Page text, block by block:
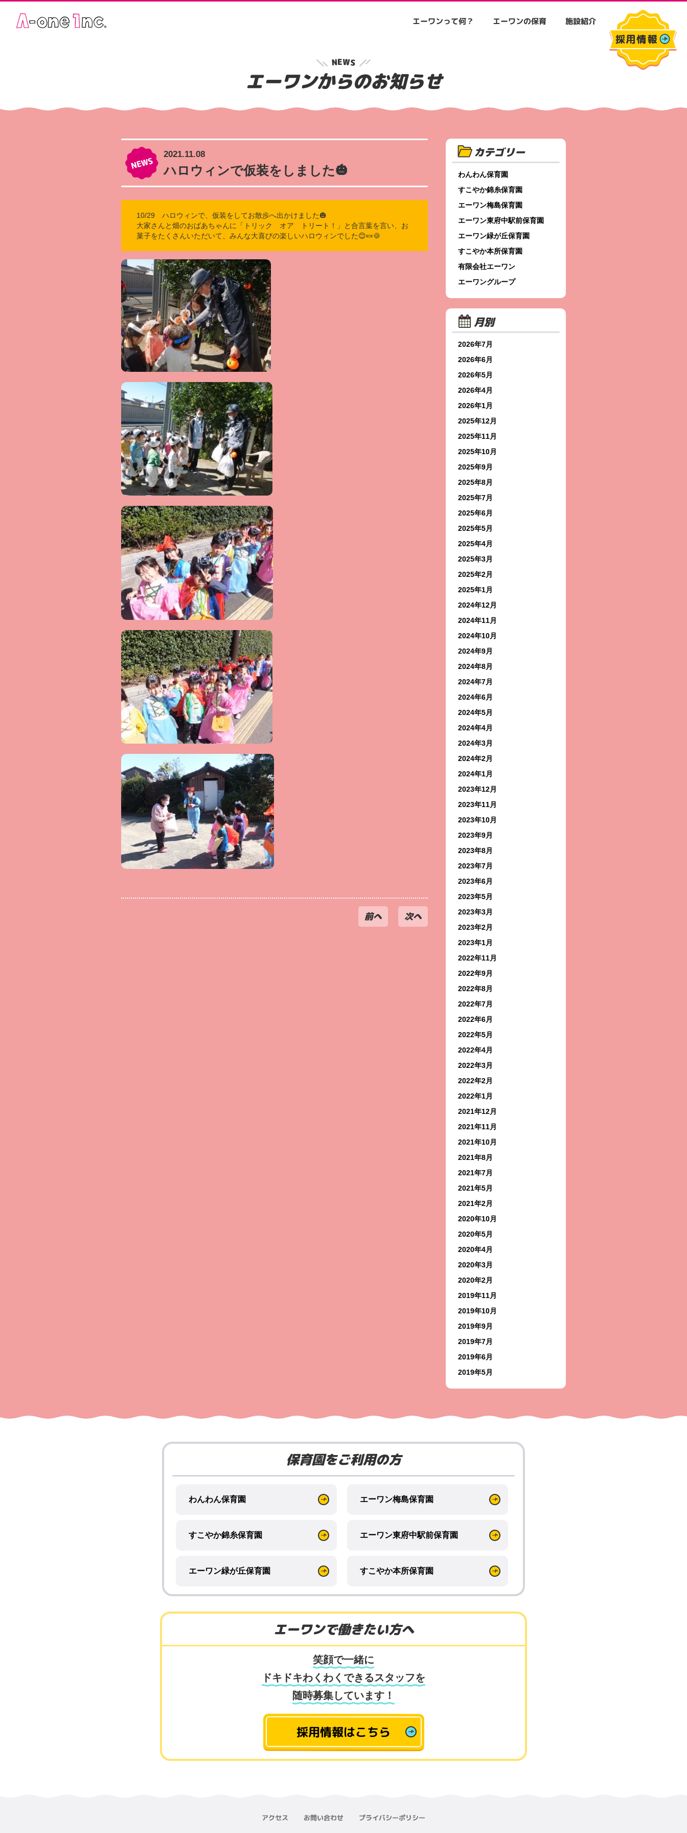
エーワンって何？ エーワンの保育 施設紹介
NEWS
エーワンからのお知らせ
2021.11.08
ハロウィンで仮装をしました🎃
10/29 ハロウィンで、仮装をしてお散歩へ出かけました🎃
大家さんと畑のおばあちゃんに「トリック オア トリート！」と合言葉を言い、お
菓子をたくさんいただいて、みんな大喜びの楽しいハロウィンでした😊🍬🍪
前へ 次へ
カテゴリー
わんわん保育園
すこやか錦糸保育園
エーワン梅島保育園
エーワン東府中駅前保育園
エーワン緑が丘保育園
すこやか本所保育園
有限会社エーワン
エーワングループ
月別
2026年7月
2026年6月
2026年5月
2026年4月
2026年1月
2025年12月
2025年11月
2025年10月
2025年9月
2025年8月
2025年7月
2025年6月
2025年5月
2025年4月
2025年3月
2025年2月
2025年1月
2024年12月
2024年11月
2024年10月
2024年9月
2024年8月
2024年7月
2024年6月
2024年5月
2024年4月
2024年3月
2024年2月
2024年1月
2023年12月
2023年11月
2023年10月
2023年9月
2023年8月
2023年7月
2023年6月
2023年5月
2023年3月
2023年2月
2023年1月
2022年11月
2022年9月
2022年8月
2022年7月
2022年6月
2022年5月
2022年4月
2022年3月
2022年2月
2022年1月
2021年12月
2021年11月
2021年10月
2021年8月
2021年7月
2021年5月
2021年2月
2020年10月
2020年5月
2020年4月
2020年3月
2020年2月
2019年11月
2019年10月
2019年9月
2019年7月
2019年6月
2019年5月
保育園をご利用の方
わんわん保育園 エーワン梅島保育園
すこやか錦糸保育園 エーワン東府中駅前保育園
エーワン緑が丘保育園 すこやか本所保育園
エーワンで働きたい方へ
笑顔で一緒に
ドキドキわくわくできるスタッフを
随時募集しています！
採用情報はこちら
アクセス お問い合わせ プライバシーポリシー